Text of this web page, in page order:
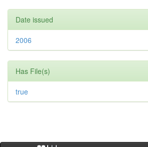
Date issued
2006
Has File(s)
true